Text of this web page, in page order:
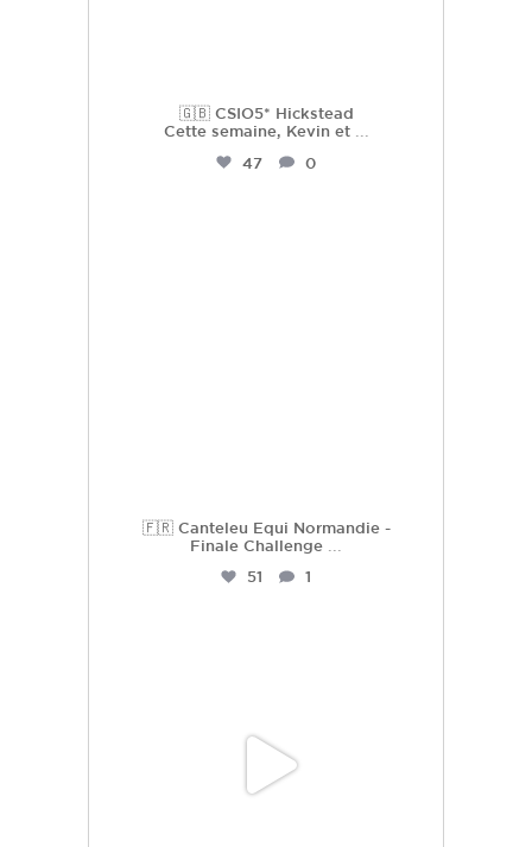
🇬🇧 CSIO5* Hickstead
Cette semaine, Kevin et ...
47
0
🇫🇷 Canteleu Equi Normandie -
Finale Challenge
51
1